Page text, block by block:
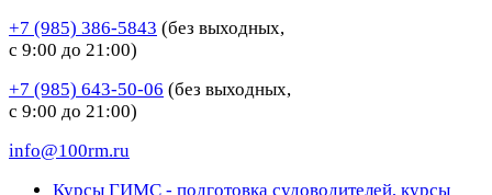
+7 (985) 386-5843 (без выходных,
с 9:00 до 21:00)
+7 (985) 643-50-06 (без выходных,
с 9:00 до 21:00)
info@100rm.ru
Курсы ГИМС - подготовка судоводителей, курсы